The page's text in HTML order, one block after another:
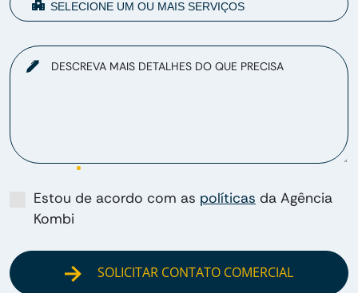
DESCREVA MAIS DETALHES DO QUE PRECISA
Estou de acordo com as políticas da Agência
Kombi
SOLICITAR CONTATO COMERCIAL